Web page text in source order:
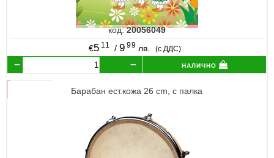
код:20056049
€5 11 /9 99 лв. (с ДДС)
налично
Барабан ест.кожа 26 cm, с палка